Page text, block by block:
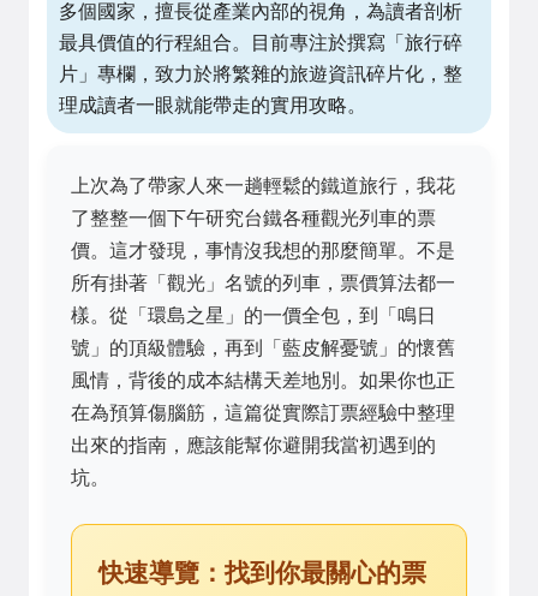
多個國家，擅長從產業內部的視角，為讀者剖析
最具價值的行程組合。目前專注於撰寫「旅行碎
片」專欄，致力於將繁雜的旅遊資訊碎片化，整
理成讀者一眼就能帶走的實用攻略。
上次為了帶家人來一趟輕鬆的鐵道旅行，我花
了整整一個下午研究台鐵各種觀光列車的票
價。這才發現，事情沒我想的那麼簡單。不是
所有掛著「觀光」名號的列車，票價算法都一
樣。從「環島之星」的一價全包，到「鳴日
號」的頂級體驗，再到「藍皮解憂號」的懷舊
風情，背後的成本結構天差地別。如果你也正
在為預算傷腦筋，這篇從實際訂票經驗中整理
出來的指南，應該能幫你避開我當初遇到的
坑。
快速導覽：找到你最關心的票